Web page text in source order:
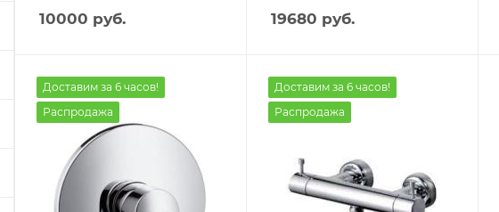
10000 руб. 19680 руб.
Доставим за 6 часов!
Распродажа
Доставим за 6 часов!
Распродажа